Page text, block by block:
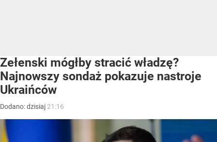
Zełenski mógłby stracić władzę?
Najnowszy sondaż pokazuje nastroje
Ukraińców
Dodano:dzisiaj 21:16